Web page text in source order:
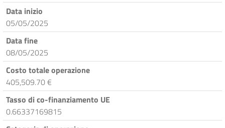
Data inizio
05/05/2025
Data fine
08/05/2025
Costo totale operazione
405,509.70 €
Tasso di co-finanziamento UE
0.66337169815